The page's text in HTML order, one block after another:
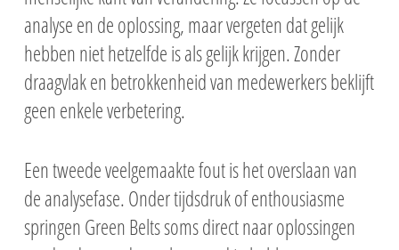
analyse en de oplossing, maar vergeten dat gelijk
hebben niet hetzelfde is als gelijk krijgen. Zonder
draagvlak en betrokkenheid van medewerkers beklijft
geen enkele verbetering.
Een tweede veelgemaakte fout is het overslaan van
de analysefase. Onder tijdsdruk of enthousiasme
springen Green Belts soms direct naar oplossingen